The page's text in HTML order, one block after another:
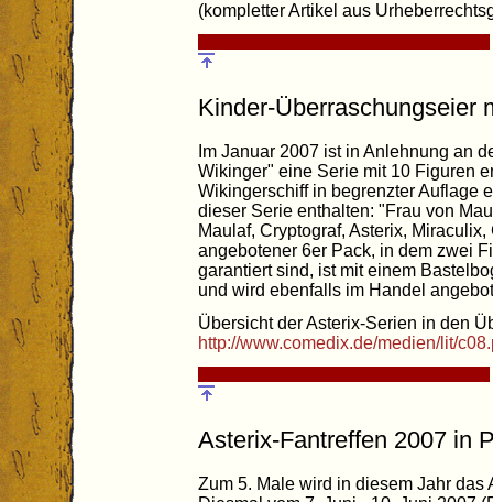
(kompletter Artikel aus
Kinder-Überraschungseier
Im Januar 2007 ist in Anlehnung an
Wikinger" eine Serie mit 10 Figuren
Wikingerschiff in begrenzter Auflage
dieser Serie enthalten: "Frau von
Maulaf, Cryptograf, Asterix,
angebotener 6er Pack, in dem zwei
garantiert sind, ist mit einem
und wird ebenfalls im Handel
Übersicht der Asterix-Serien in den
http://www.comedix.de/medien/lit/
Asterix-Fantreffen 2007 in
Zum 5. Male wird in diesem Jahr das